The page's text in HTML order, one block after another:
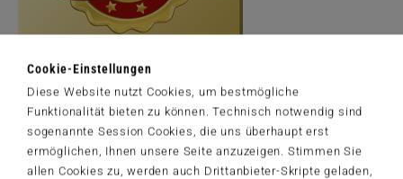
Cookie-Einstellungen
Diese Website nutzt Cookies, um bestmögliche
Funktionalität bieten zu können. Technisch notwendig sind
sogenannte Session Cookies, die uns überhaupt erst
ermöglichen, Ihnen unsere Seite anzuzeigen. Stimmen Sie
allen Cookies zu, werden auch Drittanbieter-Skripte geladen,
Artikelnummer: 57526
© Disney. Geppetto’s Pinocchio © 2021 Thomas Kinkade Studios
Visit us at www.ThomasKinkade.com